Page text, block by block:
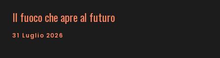
Il fuoco che apre al futuro
31 Luglio 2026